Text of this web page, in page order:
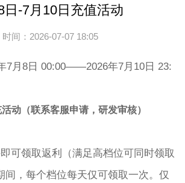
日-7月10日充值活动
时间：2026-07-07 18:05
7月8日 00:00——2026年7月10日 23:
动（联系客服申请，研发审核）
可领取返利（满足高档位可同时领取
间，每个档位每天仅可领取一次。仅